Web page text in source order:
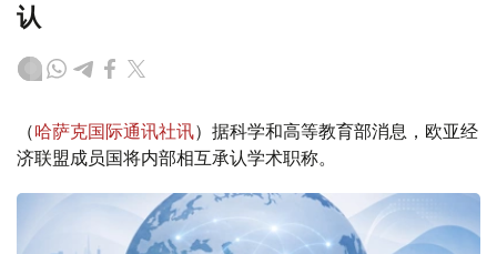
认
（哈萨克国际通讯社讯）据科学和高等教育部消息，欧亚经
济联盟成员国将内部相互承认学术职称。